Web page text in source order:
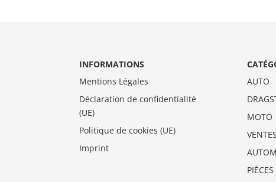
INFORMATIONS
Mentions Légales
Déclaration de confidentialité
(UE)
Politique de cookies (UE)
Imprint
AUTO
MOTO